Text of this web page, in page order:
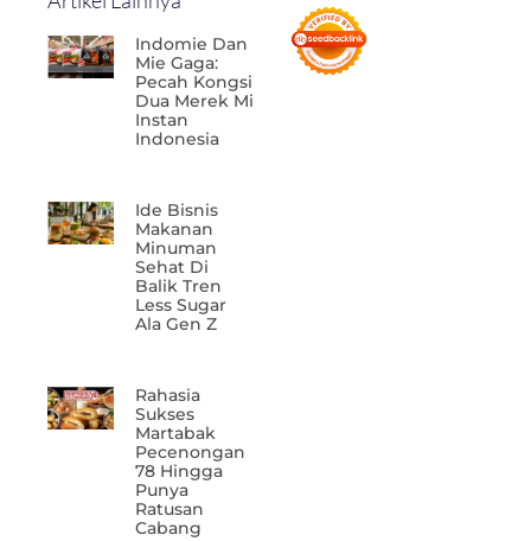
Indomie Dan
Mie Gaga:
Pecah Kongsi
Dua Merek Mi
Instan
Indonesia
Ide Bisnis
Makanan
Minuman
Sehat Di
Balik Tren
Less Sugar
Ala Gen Z
Rahasia
Sukses
Martabak
Pecenongan
78 Hingga
Punya
Ratusan
Cabang